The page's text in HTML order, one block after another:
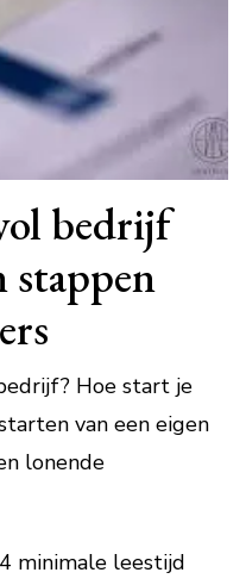
bedrijf
stappen
Hoe start je
van een eigen
lonende
4 minimale leestijd